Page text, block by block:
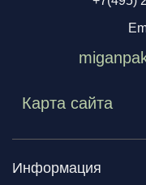
Карта сайта
Информация